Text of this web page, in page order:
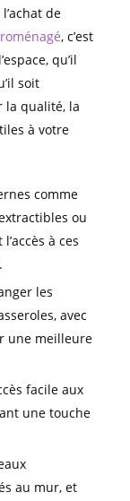
de
, c’est
qu’il
soit
la qualité, la
à votre
comme
ou
à ces
les
avec
une meilleure
facile aux
une touche
au mur, et